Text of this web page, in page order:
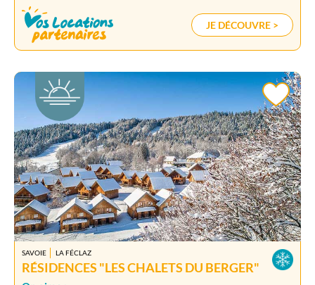
JE DÉCOUVRE >
SAVOIE LA FÉCLAZ
RÉSIDENCES "LES CHALETS DU BERGER"